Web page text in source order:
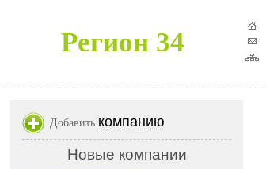
Регион 34
Добавить компанию
Новые компании